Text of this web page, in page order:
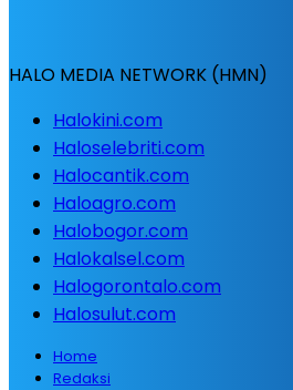
HALO MEDIA NETWORK (HMN)
Halokini.com
Haloselebriti.com
Halocantik.com
Haloagro.com
Halobogor.com
Halokalsel.com
Halogorontalo.com
Halosulut.com
Home
Redaksi